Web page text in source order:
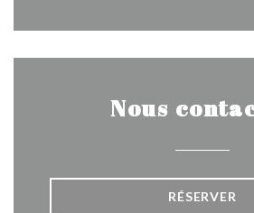
Nous
RÉSERVER